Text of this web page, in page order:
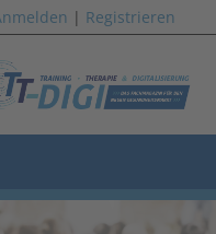
| Registrieren